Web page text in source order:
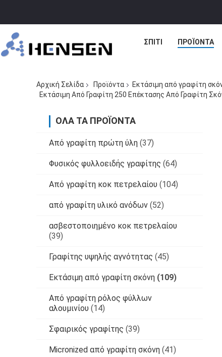
ΣΠΊΤΙ ΠΡΟΪΌΝΤΑ
Αρχική Σελίδα Προϊόντα
Εκτάσιμη από γραφίτη
Εκτάσιμη Από Γραφίτη 250 Επέκτασης Από Γραφίτη
ΌΛΑ ΤΑ ΠΡΟΪΌΝΤΑ
Από γραφίτη πρώτη ύλη (37)
Φυσικός φυλλοειδής γραφίτης (64)
Από γραφίτη κοκ πετρελαίου (104)
από γραφίτη υλικό ανόδων (52)
ασβεστοποιημένο κοκ πετρελαίου
(39)
Γραφίτης υψηλής αγνότητας (45)
Εκτάσιμη από γραφίτη σκόνη (109)
Από γραφίτη ρόλος φύλλων
αλουμινίου (14)
Σφαιρικός γραφίτης (39)
Micronized από γραφίτη σκόνη (41)